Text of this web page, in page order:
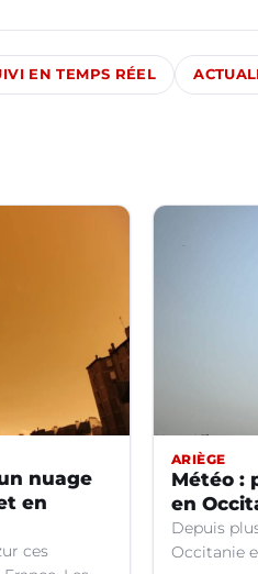
EN TEMPS RÉEL
nuage
en
ces
ARIÈGE
Météo :
en
Depuis
Occitanie